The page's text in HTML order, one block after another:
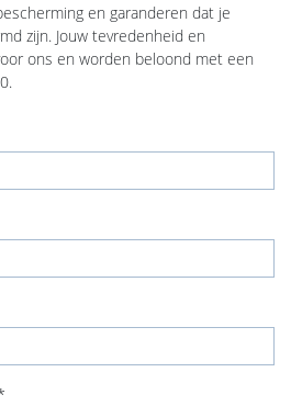
en garanderen dat je
zijn. Jouw tevredenheid en
ons en worden beloond met een